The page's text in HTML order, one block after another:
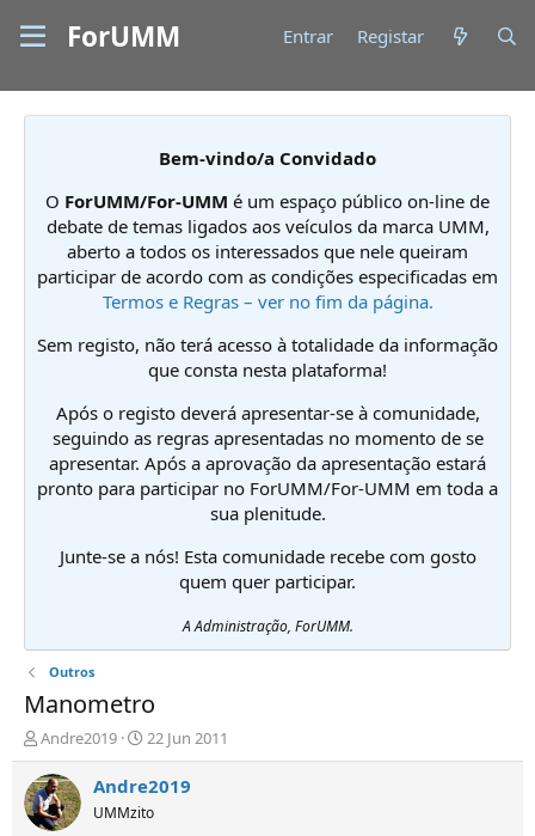
ForUMM Entrar Registar
Bem-vindo/a Convidado
O ForUMM/For-UMM é um espaço público on-line de
debate de temas ligados aos veículos da marca UMM,
aberto a todos os interessados que nele queiram
participar de acordo com as condições especificadas em
Termos e Regras – ver no fim da página.
Sem registo, não terá acesso à totalidade da informação
que consta nesta plataforma!
Após o registo deverá apresentar-se à comunidade,
seguindo as regras apresentadas no momento de se
apresentar. Após a aprovação da apresentação estará
pronto para participar no ForUMM/For-UMM em toda a
sua plenitude.
Junte-se a nós! Esta comunidade recebe com gosto
quem quer participar.
A Administração, ForUMM.
Outros
Manometro
I
n
i
c
i
Andre2019
D
a
t
d
22 Jun 2011
Andre2019
UMMzito